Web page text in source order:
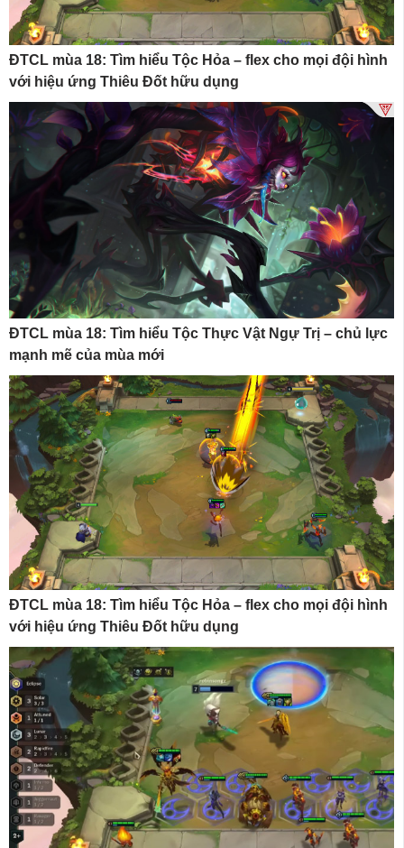
ĐTCL mùa 18: Tìm hiểu Tộc Hỏa – flex cho mọi đội hình
với hiệu ứng Thiêu Đốt hữu dụng
ĐTCL mùa 18: Tìm hiểu Tộc Thực Vật Ngự Trị – chủ lực
mạnh mẽ của mùa mới
ĐTCL mùa 18: Tìm hiểu Tộc Hỏa – flex cho mọi đội hình
với hiệu ứng Thiêu Đốt hữu dụng